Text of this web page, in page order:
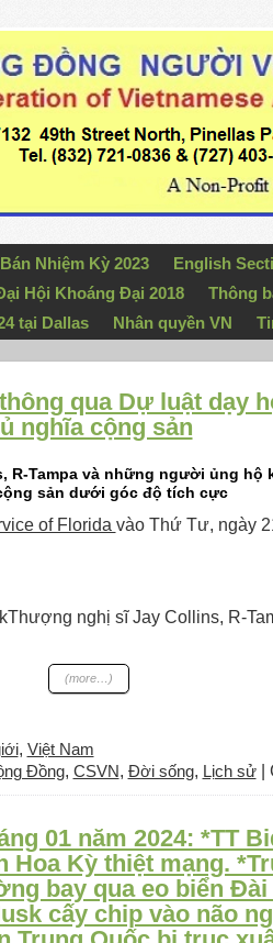
Nhiệm Kỳ 2023 English
Hội Khoáng Đại 2018
Thông
tại Dallas Nhân quyền VN
qua Dự luật dạy
nghĩa cộng sản
R-Tampa và những người ủng hộ
sản dưới góc độ tích cực
of Florida vào Thứ Tư, ngày
nghị sĩ Jay Collins, R-
(more…)
, Việt Nam
Đồng, CSVN, Đời sống, Lịch sử|
01 năm 2024: *TT
Hoa Kỳ thiệt mạng.
bay qua eo biển
cấy chip vào não